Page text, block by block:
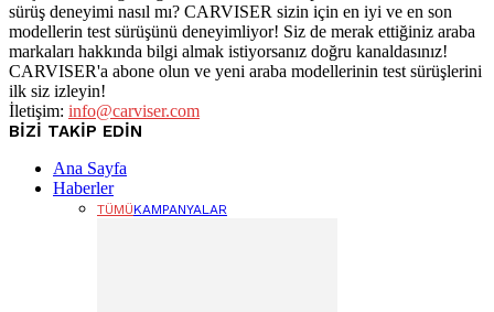
sürüş deneyimi nasıl mı? CARVISER sizin için en iyi ve en son
modellerin test sürüşünü deneyimliyor! Siz de merak ettiğiniz araba
markaları hakkında bilgi almak istiyorsanız doğru kanaldasınız!
CARVISER'a abone olun ve yeni araba modellerinin test sürüşlerini
ilk siz izleyin!
İletişim: info@carviser.com
BİZİ TAKİP EDİN
Ana Sayfa
Haberler
TÜMÜKAMPANYALAR